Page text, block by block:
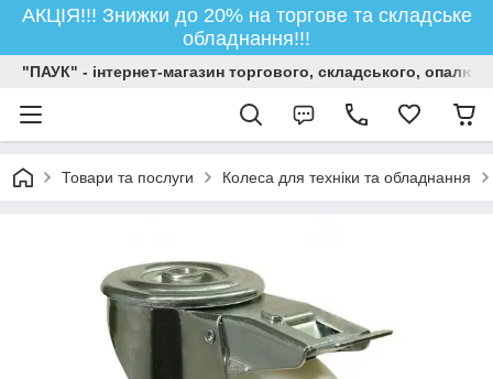
АКЦІЯ!!! Знижки до 20% на торгове та складське
обладнання!!!
"ПАУК" - інтернет-магазин торгового, складського,
Товари та послуги Колеса для техніки та обладнання